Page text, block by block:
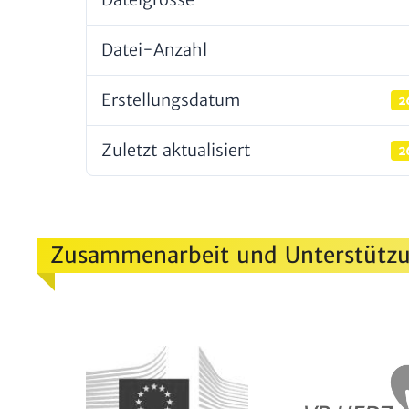
Datei-Anzahl
Erstel­lungs­datum
Zuletzt aktua­li­siert
Zusammenarbeit und